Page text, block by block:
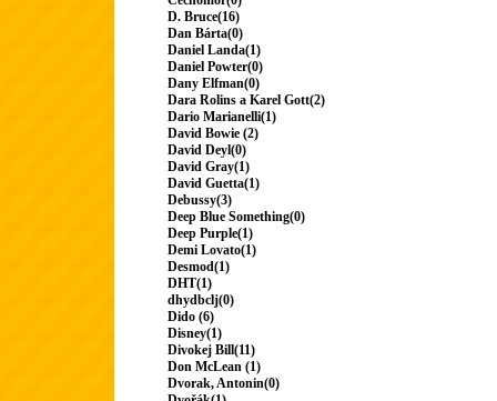
D. Bruce(16)
Dan Bárta(0)
Daniel Landa(1)
Daniel Powter(0)
Dany Elfman(0)
Dara Rolins a Karel Gott(2)
Dario Marianelli(1)
David Bowie (2)
David Deyl(0)
David Gray(1)
David Guetta(1)
Debussy(3)
Deep Blue Something(0)
Deep Purple(1)
Demi Lovato(1)
Desmod(1)
DHT(1)
dhydbclj(0)
Dido (6)
Disney(1)
Divokej Bill(11)
Don McLean (1)
Dvorak, Antonin(0)